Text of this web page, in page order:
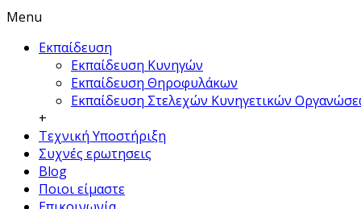
Menu
Εκπαίδευση
Εκπαίδευση Κυνηγών
Εκπαίδευση Θηροφυλάκων
Εκπαίδευση Στελεχών Κυνηγετικών
+
Τεχνική Υποστήριξη
Συχνές ερωτησεις
Blog
Ποιοι είμαστε